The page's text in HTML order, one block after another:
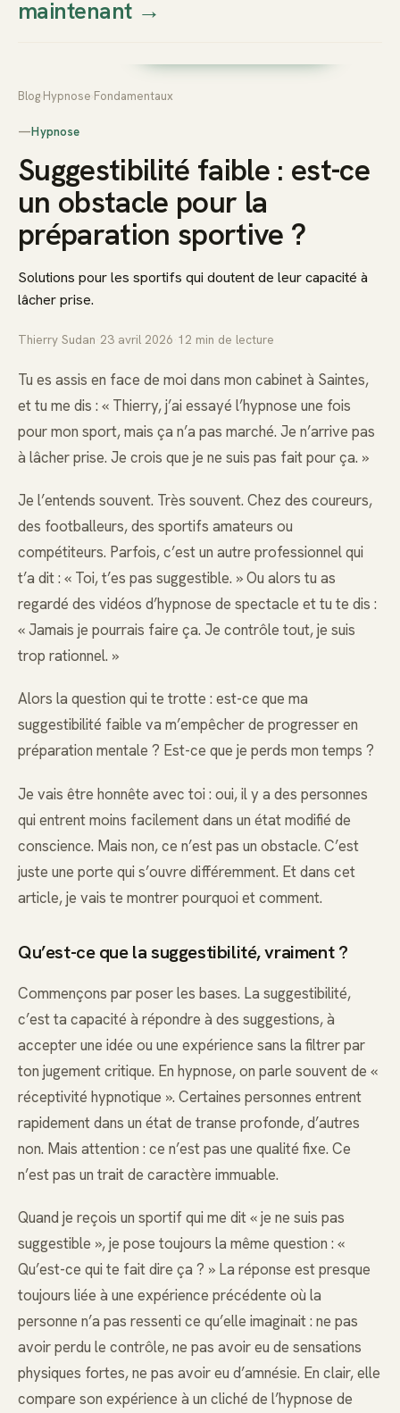
Thierry
Prendre rendez-vous dès
maintenant→
Blog Hypnose Fondamentaux
—Hypnose
Suggestibilité faible : est-ce
un obstacle pour la
préparation sportive ?
Solutions pour les sportifs qui doutent de leur capacité à
lâcher prise.
Thierry Sudan 23 avril 2026 12 min de lecture
Tu es assis en face de moi dans mon cabinet à Saintes,
et tu me dis : « Thierry, j’ai essayé l’hypnose une fois
pour mon sport, mais ça n’a pas marché. Je n’arrive pas
à lâcher prise. Je crois que je ne suis pas fait pour ça. »
Je l’entends souvent. Très souvent. Chez des coureurs,
des footballeurs, des sportifs amateurs ou
compétiteurs. Parfois, c’est un autre professionnel qui
t’a dit : « Toi, t’es pas suggestible. » Ou alors tu as
regardé des vidéos d’hypnose de spectacle et tu te dis :
« Jamais je pourrais faire ça. Je contrôle tout, je suis
trop rationnel. »
Alors la question qui te trotte : est-ce que ma
suggestibilité faible va m’empêcher de progresser en
préparation mentale ? Est-ce que je perds mon temps ?
Je vais être honnête avec toi : oui, il y a des personnes
qui entrent moins facilement dans un état modifié de
conscience. Mais non, ce n’est pas un obstacle. C’est
juste une porte qui s’ouvre différemment. Et dans cet
article, je vais te montrer pourquoi et comment.
Qu’est-ce que la suggestibilité, vraiment ?
Commençons par poser les bases. La suggestibilité,
c’est ta capacité à répondre à des suggestions, à
accepter une idée ou une expérience sans la filtrer par
ton jugement critique. En hypnose, on parle souvent de «
réceptivité hypnotique ». Certaines personnes entrent
rapidement dans un état de transe profonde, d’autres
non. Mais attention : ce n’est pas une qualité fixe. Ce
n’est pas un trait de caractère immuable.
Quand je reçois un sportif qui me dit « je ne suis pas
suggestible », je pose toujours la même question : «
Qu’est-ce qui te fait dire ça ? » La réponse est presque
toujours liée à une expérience précédente où la
personne n’a pas ressenti ce qu’elle imaginait : ne pas
avoir perdu le contrôle, ne pas avoir eu de sensations
physiques fortes, ne pas avoir eu d’amnésie. En clair, elle
compare son expérience à un cliché de l’hypnose de